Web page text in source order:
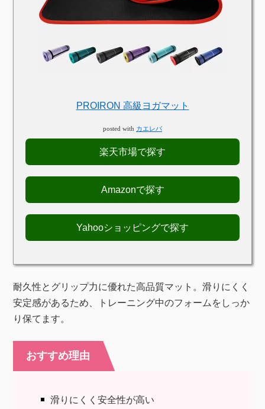
PROIRON 高級ヨガマット
posted with カエレバ
楽天市場で探す
Amazonで探す
Yahooショッピングで探す
耐久性とグリップ力に優れた高品質マット。滑りにくく
安定感があるため、トレーニング中のフォームをしっか
り保てます。
おすすめ理由
滑りにくく安全性が高い